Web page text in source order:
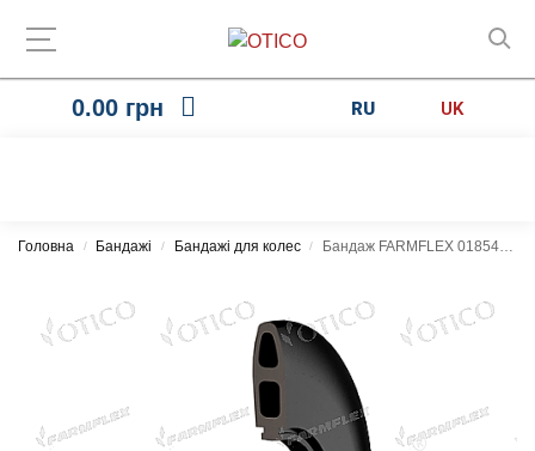
0.00 грн RU UK
Головна / Бандажі / Бандажі для колес / Бандаж FARMFLEX 018542.00 300×28